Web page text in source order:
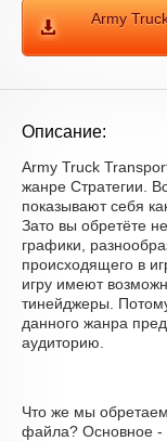
Army
Описание:
Army Truck
жанре Стратегии.
показывают себя
Зато вы обретёте
графики,
происходящего в
игру имеют
тинейджеры.
данного жанра
аудиторию.
Что же мы
файла? Основное -